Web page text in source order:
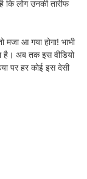
लोग उनकी तारीफ
मजा आ गया होगा! भाभी
है। अब तक इस वीडियो
पर हर कोई इस देसी